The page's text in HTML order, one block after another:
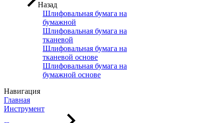
Назад
Шлифовальная бумага на
бумажной
Шлифовальная бумага на
тканевой
Шлифовальная бумага на
тканевой основе
Шлифовальная бумага на
бумажной основе
Навигация
Главная
Инструмент